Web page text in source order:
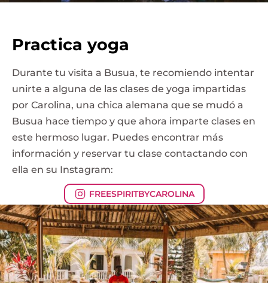
Practica yoga
Durante tu visita a Busua, te recomiendo intentar
unirte a alguna de las clases de yoga impartidas
por Carolina, una chica alemana que se mudó a
Busua hace tiempo y que ahora imparte clases en
este hermoso lugar. Puedes encontrar más
información y reservar tu clase contactando con
ella en su Instagram:
FREESPIRITBYCAROLINA